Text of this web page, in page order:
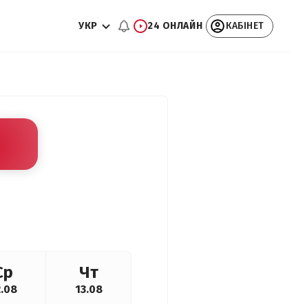
УКР 24 ОНЛАЙН КАБІНЕТ
Чт
13.08